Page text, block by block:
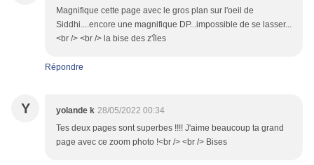
Magnifique cette page avec le gros plan sur l'oeil de
Siddhi....encore une magnifique DP...impossible de se lasser...
<br /> <br /> la bise des z'îles
Répondre
Y yolande k 28/05/2022 00:34
Tes deux pages sont superbes !!!! J'aime beaucoup ta grand
page avec ce zoom photo !<br /> <br /> Bises